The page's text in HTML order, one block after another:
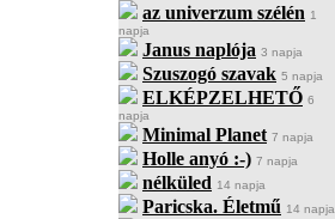
az univerzum szélén 1
napja
Janus naplója 3 napja
Szuszogó szavak 5 napja
ELKÉPZELHETŐ 6
napja
Minimal Planet 7 napja
Holle anyó :-) 7 napja
nélküled 14 napja
Paricska. Életmű 14 napja